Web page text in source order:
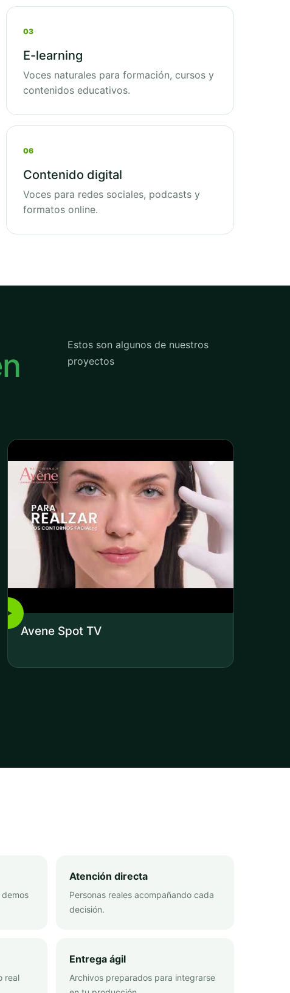
03
E-learning
Voces naturales para formación, cursos y
contenidos educativos.
06
Contenido digital
Voces para redes sociales, podcasts y
formatos online.
Estos son algunos de nuestros
proyectos
▶
Avene Spot TV
Atención directa
Personas reales acompañando cada
decisión.
real
Entrega ágil
Archivos preparados para integrarse